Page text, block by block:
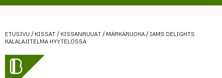
ETUSIVU / KISSAT / KISSANRUUAT / MÄRKÄRUOKA / IAMS DELIGHTS
KALALAJITELMA HYYTELÖSSÄ